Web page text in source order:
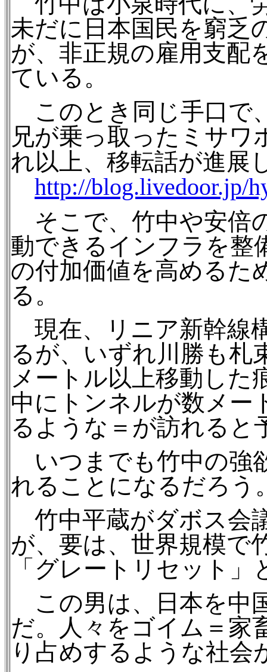
未だに日本国民を窮乏
が、非正規の雇用支配
ている。
このとき同じ手口で
兄が乗っ取ったミサワ
れ以上、移転話が進展
http://blog.livedoor.jp/
そこで、竹中や安倍
動できるインフラを整
の付加価値を高めるた
る。
現在、リニア新幹線
るが、いずれ川勝も札
メートル以上移動した
中にトンネルが数メー
るような＝が訪れると
いつまでも竹中の強
れることになるだろう
竹中平蔵がダボス会
が、要は、世界規模で
「グレートリセット
この男は、日本を中
だ。
人々をゴイム＝家
り占めするような社